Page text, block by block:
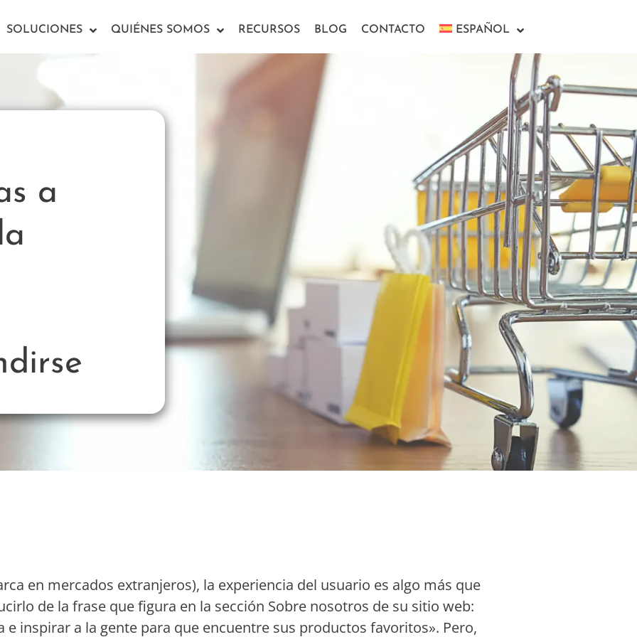
SOLUCIONES QUIÉNES SOMOS RECURSOS BLOG CONTACTO ESPAÑOL
a
en mercados extranjeros), la experiencia del usuario es algo más que
de la frase que figura en la sección Sobre nosotros de su sitio web:
inspirar a la gente para que encuentre sus productos favoritos». Pero,